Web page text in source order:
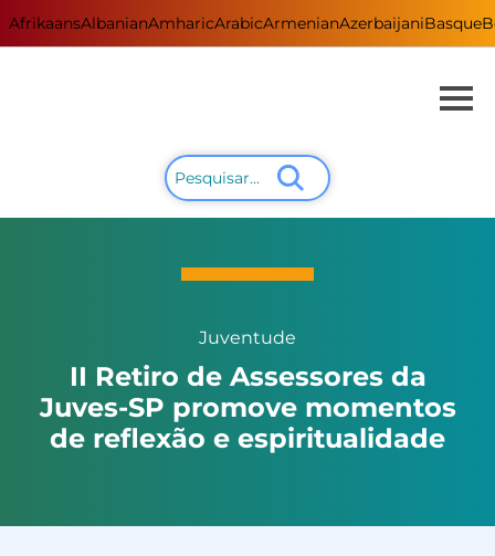
AfrikaansAlbanianAmharicArabicArmenianAzerbaijaniBasque
Juventude
II Retiro de Assessores da
Juves-SP promove momentos
de reflexão e espiritualidade